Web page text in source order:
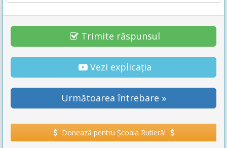
Trimite răspunsul
Vezi explicația
Următoarea întrebare »
Donează pentru Școala Rutieră!